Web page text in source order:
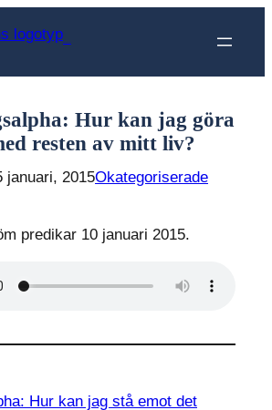
Hur kan jag göra
resten av mitt liv?
januari, 2015Okategoriserade
predikar 10 januari 2015.
Hur kan jag stå emot det